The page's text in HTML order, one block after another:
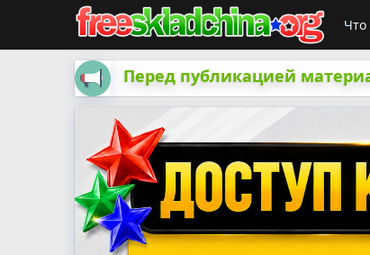
Что
Перед публикацией